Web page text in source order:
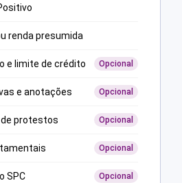
renda presumida
e limite de crédito Opcional
e anotações Opcional
protestos Opcional
Opcional
SPC Opcional